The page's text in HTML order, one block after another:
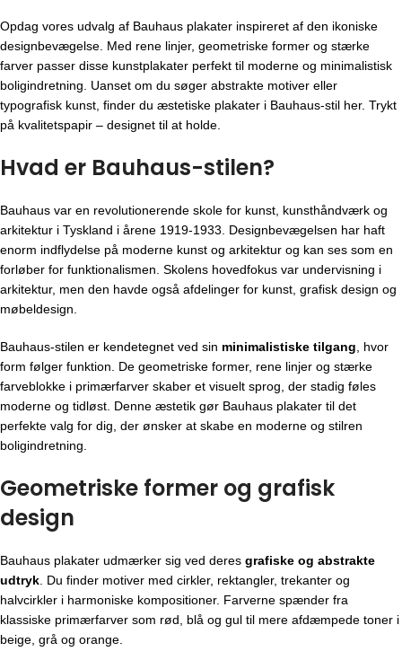
Opdag vores udvalg af Bauhaus plakater inspireret af den ikoniske
designbevægelse. Med rene linjer, geometriske former og stærke
farver passer disse kunstplakater perfekt til moderne og minimalistisk
boligindretning. Uanset om du søger abstrakte motiver eller
typografisk kunst, finder du æstetiske plakater i Bauhaus-stil her. Trykt
på kvalitetspapir – designet til at holde.
Hvad er Bauhaus-stilen?
Bauhaus var en revolutionerende skole for kunst, kunsthåndværk og
arkitektur i Tyskland i årene 1919-1933. Designbevægelsen har haft
enorm indflydelse på moderne kunst og arkitektur og kan ses som en
forløber for funktionalismen. Skolens hovedfokus var undervisning i
arkitektur, men den havde også afdelinger for kunst, grafisk design og
møbeldesign.
Bauhaus-stilen er kendetegnet ved sin minimalistiske tilgang , hvor
form følger funktion. De geometriske former, rene linjer og stærke
farveblokke i primærfarver skaber et visuelt sprog, der stadig føles
moderne og tidløst. Denne æstetik gør Bauhaus plakater til det
perfekte valg for dig, der ønsker at skabe en moderne og stilren
boligindretning.
Geometriske former og grafisk
design
Bauhaus plakater udmærker sig ved deres grafiske og abstrakte
udtryk . Du finder motiver med cirkler, rektangler, trekanter og
halvcirkler i harmoniske kompositioner. Farverne spænder fra
klassiske primærfarver som rød, blå og gul til mere afdæmpede toner i
beige, grå og orange.